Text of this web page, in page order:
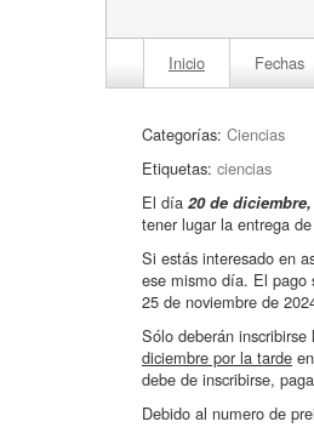
Inicio Fechas
Categorías: Ciencias
Etiquetas: ciencias
El día 20 de diciembre,
tener lugar la entrega
Si estás interesado en
ese mismo día. El pago
25 de noviembre de
Sólo deberán
diciembre por la tarde
debe de inscribirse,
Debido al numero de